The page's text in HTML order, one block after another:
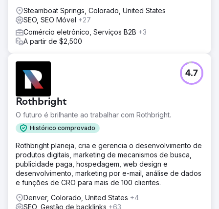
Steamboat Springs, Colorado, United States
SEO, SEO Móvel +27
Comércio eletrônico, Serviços B2B +3
A partir de $2,500
Rothbright
O futuro é brilhante ao trabalhar com Rothbright.
Histórico comprovado
4.7
Rothbright planeja, cria e gerencia o desenvolvimento de
produtos digitais, marketing de mecanismos de busca,
publicidade paga, hospedagem, web design e
desenvolvimento, marketing por e-mail, análise de dados
e funções de CRO para mais de 100 clientes.
Denver, Colorado, United States +4
SEO, Gestão de backlinks +63